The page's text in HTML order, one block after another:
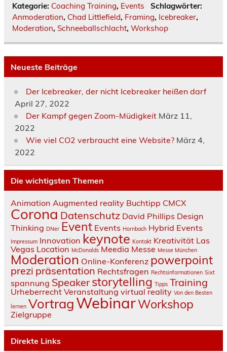
Kategorie: Coaching Training, Events
Schlagwörter:
Anmoderation, Chad Littlefield, Framing, Icebreaker,
Moderation, Schneeballschlacht, Workshop
Neueste Beiträge
Der Icebreaker, der nicht Icebreaker heißen darf
April 27, 2022
Der Kampf gegen Zoom-Müdigkeit März 11,
2022
Wie viel CO2 verbraucht eine Website? März 4,
2022
Die wichtigsten Themen
Animation Augmented reality Buchtipp CMCX
Corona Datenschutz David Phillips Design
Thinking DNer Event Events Hornbach Hybrid Events
Impressum Innovation keynote Kontakt Kreativität Las
Vegas Location McDonalds Meedia Messe Messe München
Moderation Online-Konferenz powerpoint
prezi präsentation Rechtsfragen Rechtsinformationen Sixt
spannung Speaker storytelling Tipps Training
Urheberrecht Veranstaltung virtual reality Von den Besten
lernen VortragWebinarWorkshop
Zielgruppe
Direkte Links